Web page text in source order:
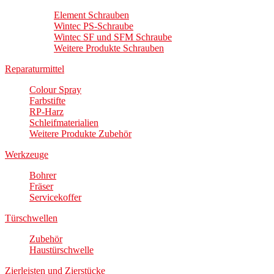
Element Schrauben
Wintec PS-Schraube
Wintec SF und SFM Schraube
Weitere Produkte Schrauben
Reparaturmittel
Colour Spray
Farbstifte
RP-Harz
Schleifmaterialien
Weitere Produkte Zubehör
Werkzeuge
Bohrer
Fräser
Servicekoffer
Türschwellen
Zubehör
Haustürschwelle
Zierleisten und Zierstücke